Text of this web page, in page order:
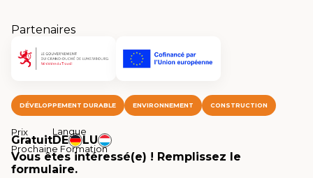
Partenaires
DÉVELOPPEMENT DURABLE ENVIRONNEMENT CONSTRUCTION
Prix
Gratuit
Langue
DE LU
Prochaine Formation
Vous êtes intéressé(e) ! Remplissez le
formulaire.